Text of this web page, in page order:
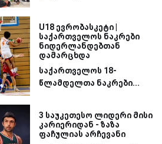
U18 ევრობასკეტი |
საქართველოს ნაკრები
ნიდერლანდებთან
დამარცხდა
საქართველოს 18-
წლამდელთა ნაკრები...
3 საუკეთესო ლიდერი მისი
კარიერიდან - ზაზა
ფაჩულიას არჩევანი